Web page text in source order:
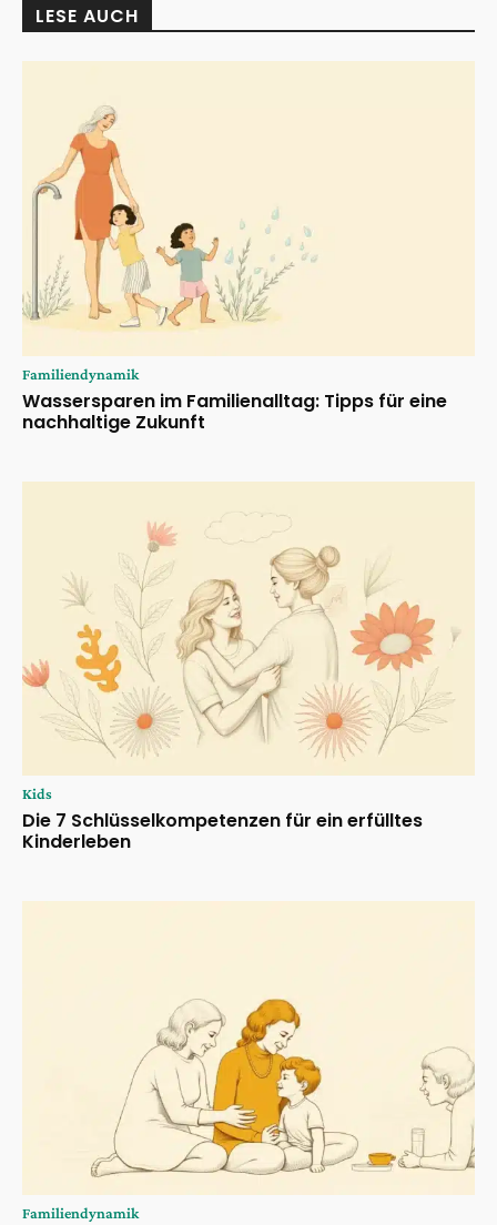
LESE AUCH
Familiendynamik
Wassersparen im Familienalltag: Tipps für eine
nachhaltige Zukunft
Kids
Die 7 Schlüsselkompetenzen für ein erfülltes
Kinderleben
Familiendynamik